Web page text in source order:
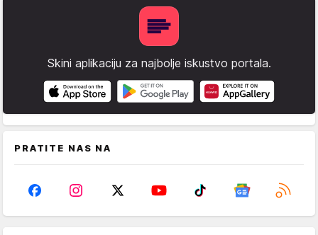
Skini aplikaciju za najbolje iskustvo portala.
PRATITE NAS NA